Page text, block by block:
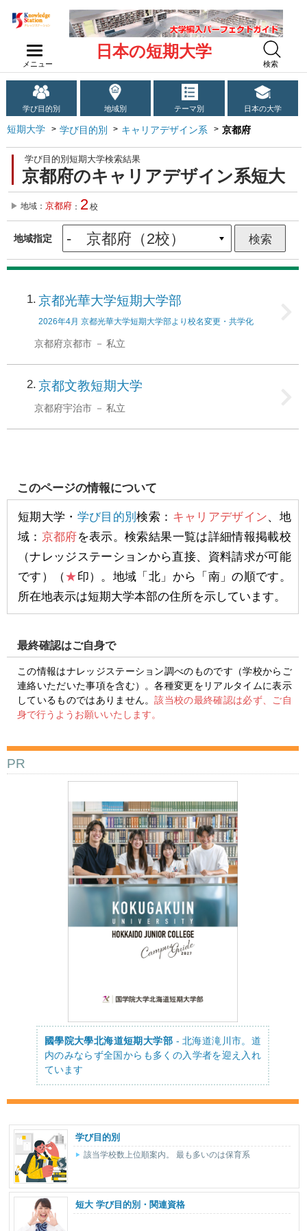
メニュー
日本の短期大学
検索
学び目的別 地域別 テーマ別 日本の大学
短期大学 学び目的別 キャリアデザイン系 京都府
学び目的別短期大学検索結果
京都府のキャリアデザイン系短大
地域： 京都府 ： 2 校
地域指定
1 京都光華大学短期大学部
2026年4月 京都光華大学短期大学部より校名変更・共学化
京都府京都市 私立
2 京都文教短期大学
京都府宇治市 私立
このページの情報について
短期大学・ 学び目的別検索： キャリアデザイン、地
域： 京都府を表示。検索結果一覧は詳細情報掲載校
（ナレッジステーションから直接、資料請求が可能
です）（★印）。地域「北」から「南」の順です。
所在地表示は短期大学本部の住所を示しています。
最終確認はご自身で
この情報はナレッジステーション調べのものです（学校からご
連絡いただいた事項を含む）。各種変更をリアルタイムに表示
しているものではありません。該当校の最終確認は必ず、ご自
身で行うようお願いいたします。
PR
國學院大學北海道短期大学部 - 北海道滝川市。道
内のみならず全国からも多くの入学者を迎え入れ
ています
学び目的別
該当学校数上位順案内。 最も多いのは保育系
短大 学び目的別・関連資格